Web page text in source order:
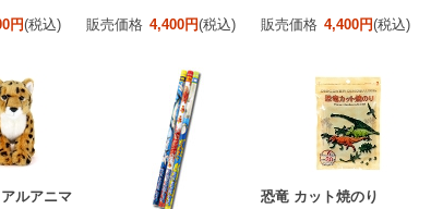
円(税込) 販売価格 4,400円(税込) 販売価格 4,400円(税込)
ルアニマ
恐竜 カット焼のり